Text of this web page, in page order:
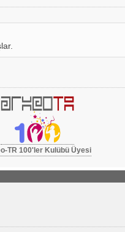
TR 100'ler Kulübü Üyesi